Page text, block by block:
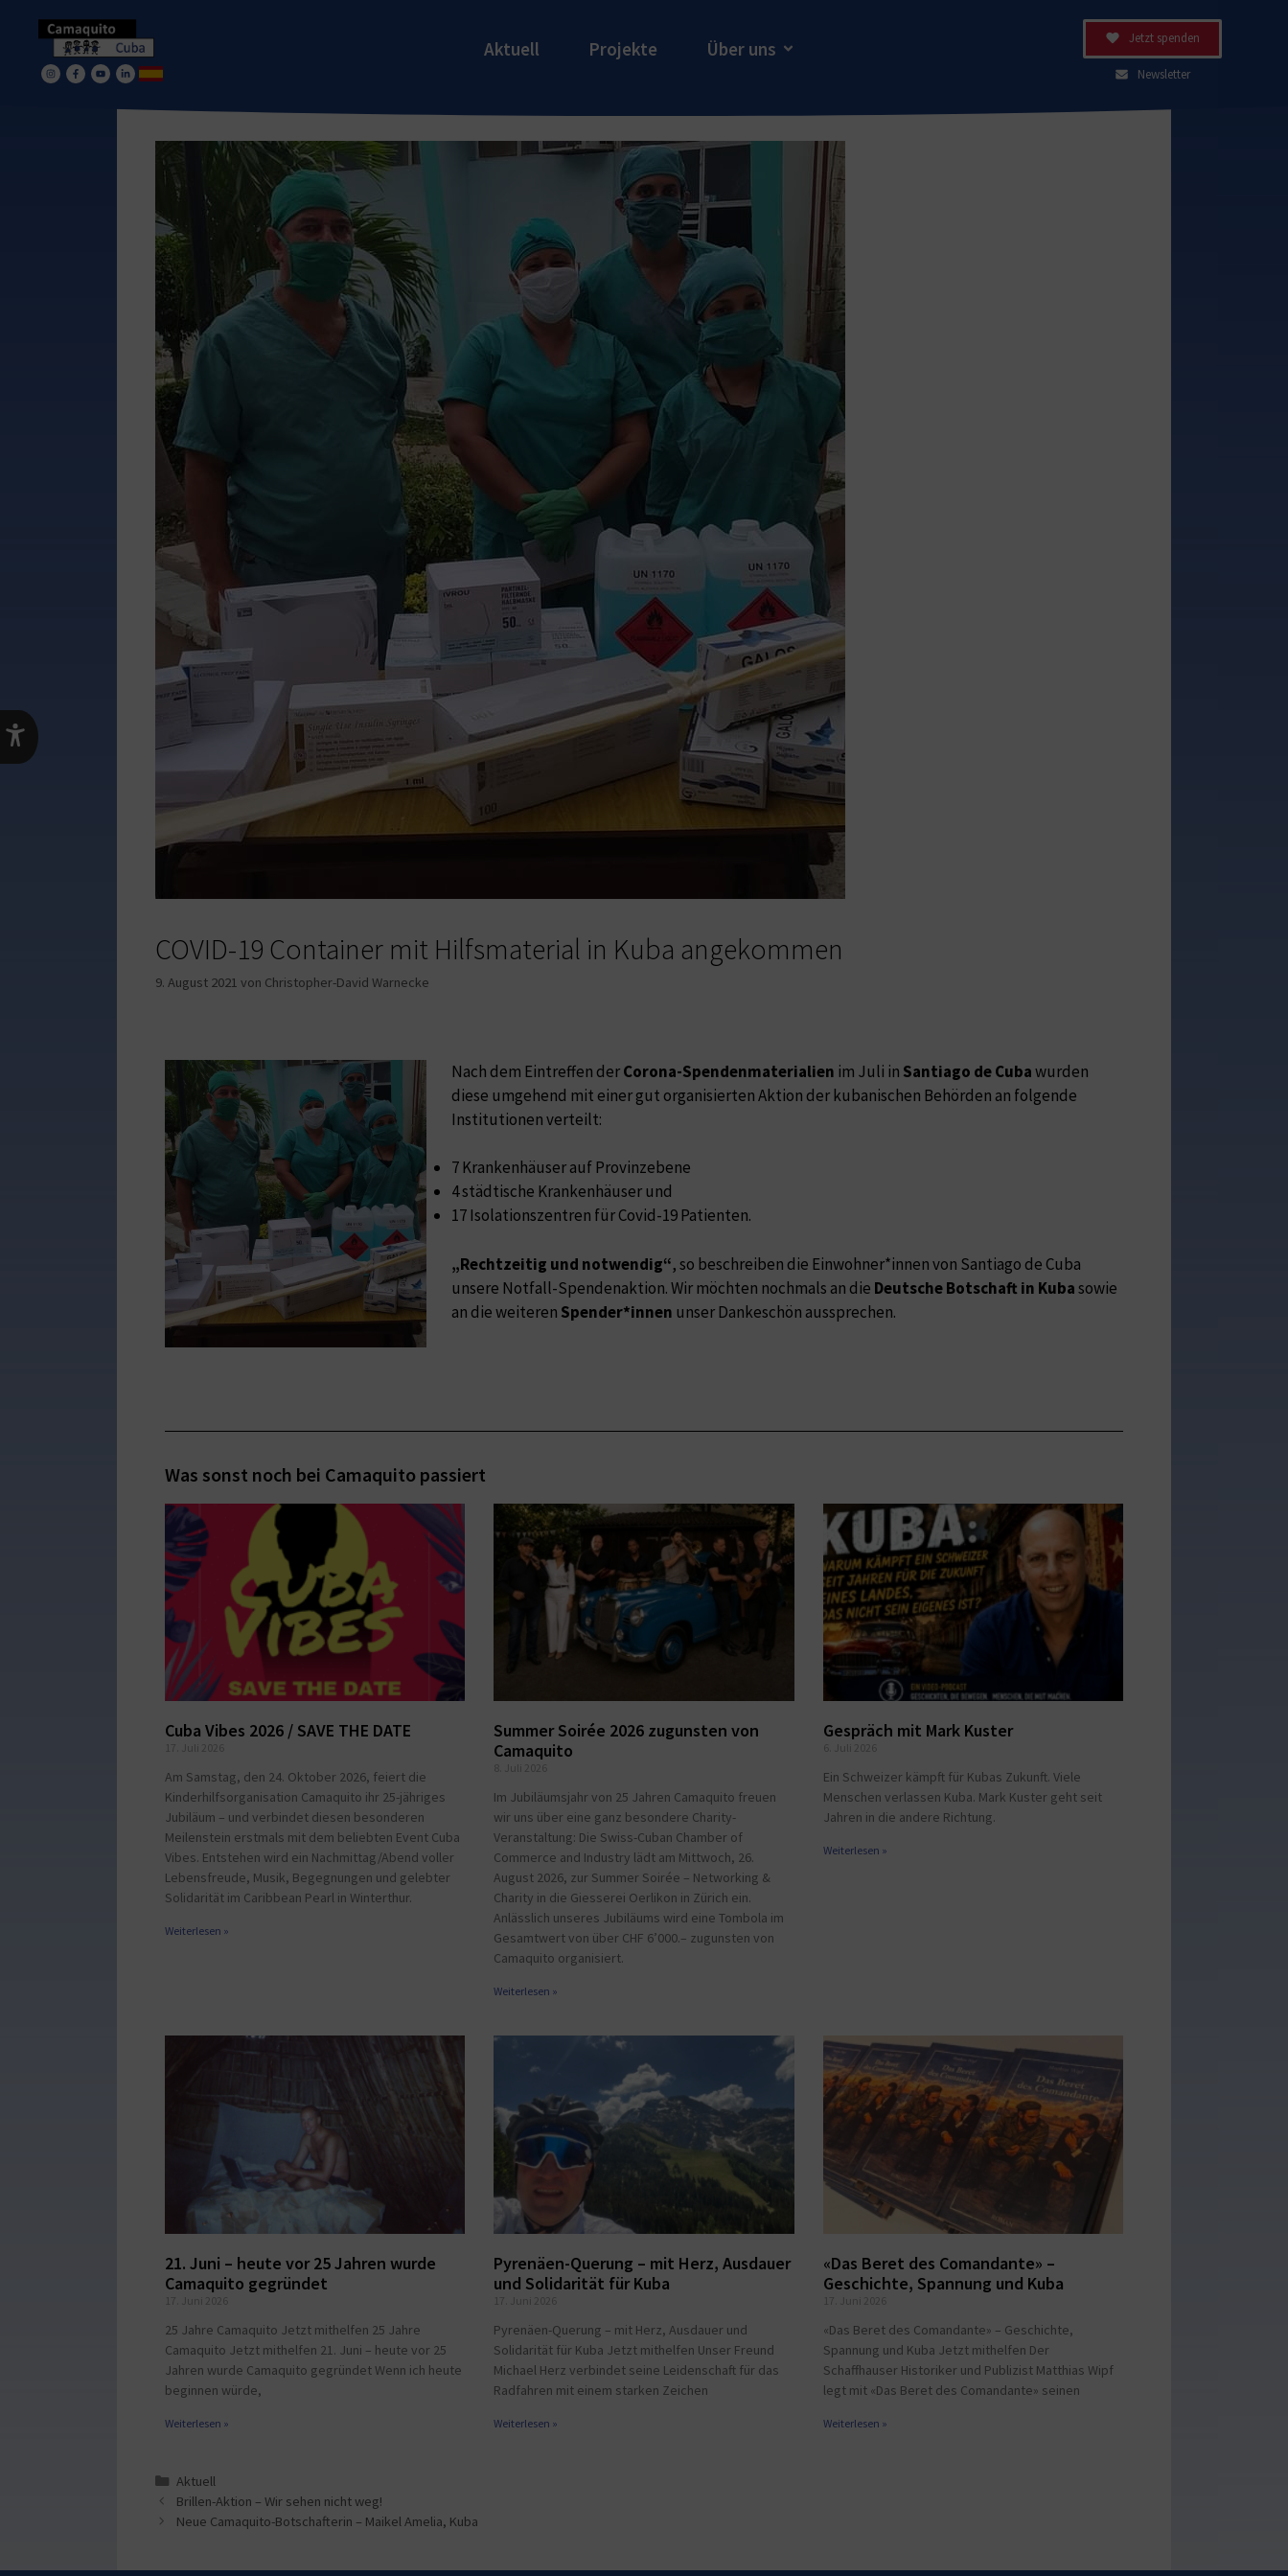
Aktuell Projekte Über uns Jetzt spenden
Newsletter
COVID-19 Container mit Hilfsmaterial in Kuba angekommen
9. August 2021 von Christopher-David Warnecke
Nach dem Eintreffen derCorona-Spendenmaterialien im Juli in Santiago de Cubawurden
diese umgehend mit einer gut organisierten Aktion der kubanischen Behörden an folgende
Institutionen verteilt:
7 Krankenhäuser auf Provinzebene
4 städtische Krankenhäuser und
17 Isolationszentren für Covid-19 Patienten.
„Rechtzeitig und notwendig“, so beschreiben die Einwohner*innen von Santiago de Cuba
unsere Notfall-Spendenaktion. Wir möchten nochmals an die Deutsche Botschaft in Kubasowie
an die weiteren Spender*innen unser Dankeschön aussprechen.
Was sonst noch bei Camaquito passiert
Cuba Vibes 2026 / SAVE THE DATE
17. Juli 2026
Am Samstag, den 24. Oktober 2026, feiert die
Kinderhilfsorganisation Camaquito ihr 25-jähriges
Jubiläum – und verbindet diesen besonderen
Meilenstein erstmals mit dem beliebten Event Cuba
Vibes. Entstehen wird ein Nachmittag/Abend voller
Lebensfreude, Musik, Begegnungen und gelebter
Solidarität im Caribbean Pearl in Winterthur.
Weiterlesen »
Summer Soirée 2026 zugunsten von
Camaquito
8. Juli 2026
Im Jubiläumsjahr von 25 Jahren Camaquito freuen
wir uns über eine ganz besondere Charity-
Veranstaltung: Die Swiss-Cuban Chamber of
Commerce and Industry lädt am Mittwoch, 26.
August 2026, zur Summer Soirée – Networking &
Charity in die Giesserei Oerlikon in Zürich ein.
Anlässlich unseres Jubiläums wird eine Tombola im
Gesamtwert von über CHF 6’000.– zugunsten von
Camaquito organisiert.
Weiterlesen »
Gespräch mit Mark Kuster
6. Juli 2026
Ein Schweizer kämpft für Kubas Zukunft. Viele
Menschen verlassen Kuba. Mark Kuster geht seit
Jahren in die andere Richtung.
Weiterlesen »
21. Juni – heute vor 25 Jahren wurde
Camaquito gegründet
17. Juni 2026
25 Jahre Camaquito Jetzt mithelfen 25 Jahre
Camaquito Jetzt mithelfen 21. Juni – heute vor 25
Jahren wurde Camaquito gegründet Wenn ich heute
beginnen würde,
Weiterlesen »
Pyrenäen-Querung – mit Herz, Ausdauer
und Solidarität für Kuba
17. Juni 2026
Pyrenäen-Querung – mit Herz, Ausdauer und
Solidarität für Kuba Jetzt mithelfen Unser Freund
Michael Herz verbindet seine Leidenschaft für das
Radfahren mit einem starken Zeichen
Weiterlesen »
«Das Beret des Comandante» –
Geschichte, Spannung und Kuba
17. Juni 2026
«Das Beret des Comandante» – Geschichte,
Spannung und Kuba Jetzt mithelfen Der
Schaffhauser Historiker und Publizist Matthias Wipf
legt mit «Das Beret des Comandante» seinen
Weiterlesen »
Aktuell
Brillen-Aktion – Wir sehen nicht weg!
Neue Camaquito-Botschafterin – Maikel Amelia, Kuba